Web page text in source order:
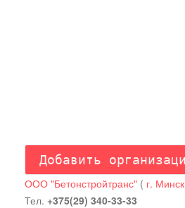
ООО "Бетонстройтранс" ( г. Минск
Тел. +375(29) 340-33-33